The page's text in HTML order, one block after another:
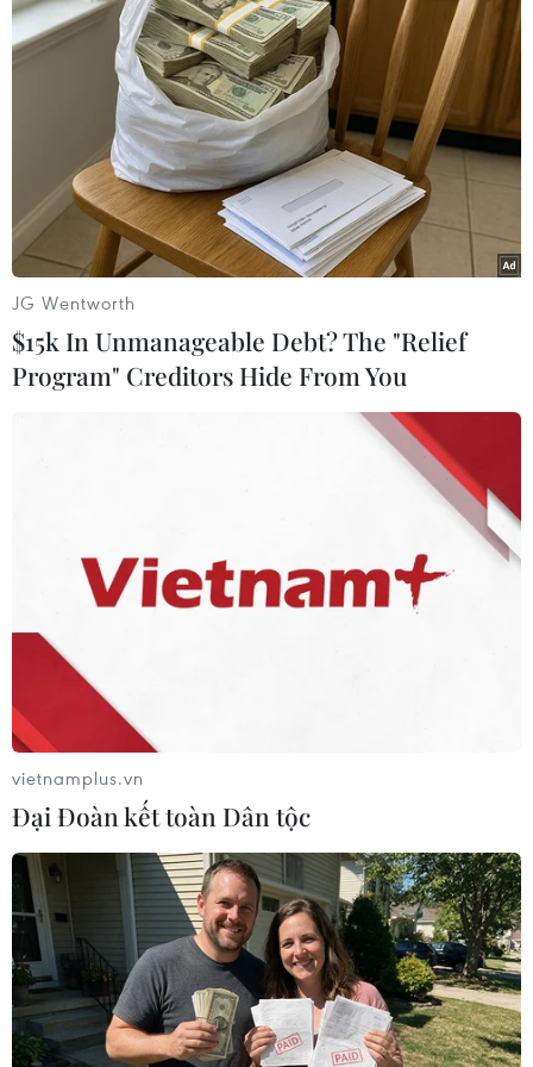
ngừng sản xuất dầu hoàn toàn trong vòng 48 giờ
khi các cuộc biểu tình chống chính phủ tiếp tục
kéo dài và diễn biến phức tạp.
Giá vàng thế giới đi xuống trong phiên 27/6
Giá vàng thế giới đi xuống trong phiên giao dịch
đầu tuần 27/6, giữa bối cảnh lãi suất tăng cao
tạo sức ép giảm cho kim loại quý này.
Một cửa hàng vàng ở Khartoum, Sudan. (Ảnh: AFP/TTXVN)
Trong khi đó, giới đầu tư đang theo dõi các động
thái chính sách tại diễn đàn ngân hàng trung
ương do Ngân hàng Trung ương châu Âu (ECB)
tổ chức tại Bồ đào Nha.
Kết thúc phiên này, tại sàn giao dịch COMEX
(Mỹ), giá vàng giao ngay giảm 0,1%, xuống
1.823,89 USD/ounce. Trong khi đó, giá vàng giao
kỳ hạn cũng hạ 0,3%, xuống 1.824,8 USD/ounce.
Edward Moya, nhà phân tích cấp cao của
OANDA, cho biết: “Giá vàng giảm khi đà bán
tháo trên thị trường trái phiếu trở lại, sau khi
JG Wentworth
$15k In Unmanageable Debt? The "Relief
Program" Creditors Hide From You
vietnamplus.vn
Đại Đoàn kết toàn Dân tộc